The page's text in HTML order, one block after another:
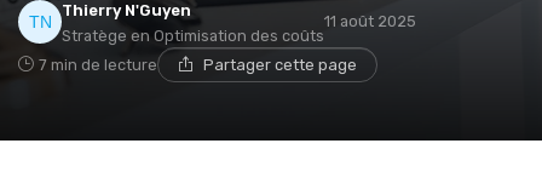
Thierry N'Guyen
Stratège en Optimisation des coûts
11 août 2025
7 min de lecture Partager cette page